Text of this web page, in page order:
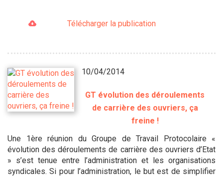
Télécharger la publication
10/04/2014
GT évolution des déroulements
de carrière des ouvriers, ça
freine !
Une 1ère réunion du Groupe de Travail Protocolaire «
évolution des déroulements de carrière des ouvriers d’Etat
» s’est tenue entre l’administration et les organisations
syndicales. Si pour l’administration, le but est de simplifier